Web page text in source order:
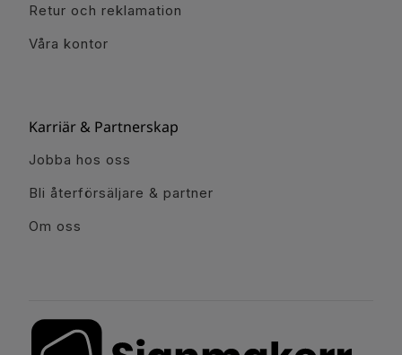
Retur och reklamation
Våra kontor
Karriär & Partnerskap
Jobba hos oss
Bli återförsäljare & partner
Om oss